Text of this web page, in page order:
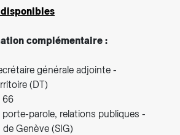
complémentaire :
générale adjointe -
(DT)
66
parole, relations publiques -
Genève (SIG)